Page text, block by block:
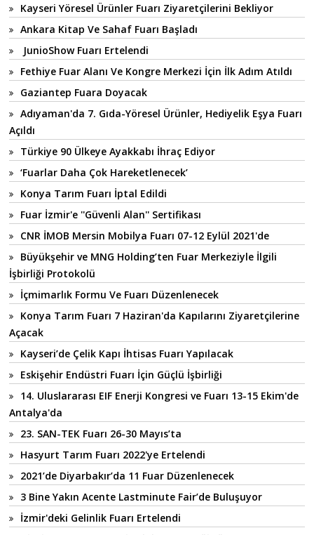
Kayseri Yöresel Ürünler Fuarı Ziyaretçilerini Bekliyor
Ankara Kitap Ve Sahaf Fuarı Başladı
JunioShow Fuarı Ertelendi
Fethiye Fuar Alanı Ve Kongre Merkezi İçin İlk Adım Atıldı
Gaziantep Fuara Doyacak
Adıyaman'da 7. Gıda-Yöresel Ürünler, Hediyelik Eşya Fuarı
Açıldı
Türkiye 90 Ülkeye Ayakkabı İhraç Ediyor
‘Fuarlar Daha Çok Hareketlenecek’
Konya Tarım Fuarı İptal Edildi
Fuar İzmir'e ''Güvenli Alan'' Sertifikası
CNR İMOB Mersin Mobilya Fuarı 07-12 Eylül 2021'de
Büyükşehir ve MNG Holding’ten Fuar Merkeziyle İlgili
İşbirliği Protokolü
İçmimarlık Formu Ve Fuarı Düzenlenecek
Konya Tarım Fuarı 7 Haziran'da Kapılarını Ziyaretçilerine
Açacak
Kayseri’de Çelik Kapı İhtisas Fuarı Yapılacak
Eskişehir Endüstri Fuarı İçin Güçlü İşbirliği
14. Uluslararası EIF Enerji Kongresi ve Fuarı 13-15 Ekim'de
Antalya'da
23. SAN-TEK Fuarı 26-30 Mayıs’ta
Hasyurt Tarım Fuarı 2022'ye Ertelendi
2021’de Diyarbakır’da 11 Fuar Düzenlenecek
3 Bine Yakın Acente Lastminute Fair’de Buluşuyor
İzmir'deki Gelinlik Fuarı Ertelendi